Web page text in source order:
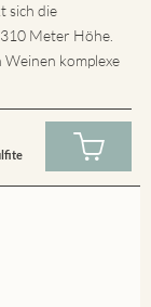
sich die
310 Meter Höhe.
Weinen komplexe